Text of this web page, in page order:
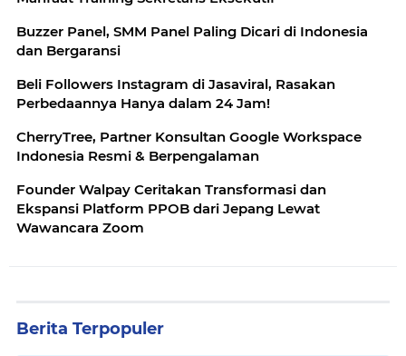
Buzzer Panel, SMM Panel Paling Dicari di Indonesia
dan Bergaransi
Beli Followers Instagram di Jasaviral, Rasakan
Perbedaannya Hanya dalam 24 Jam!
CherryTree, Partner Konsultan Google Workspace
Indonesia Resmi & Berpengalaman
Founder Walpay Ceritakan Transformasi dan
Ekspansi Platform PPOB dari Jepang Lewat
Wawancara Zoom
Berita Terpopuler